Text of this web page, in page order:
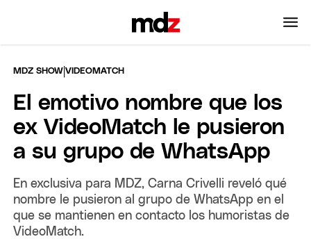
MDZ SHOW |VIDEOMATCH
El emotivo nombre que los
ex VideoMatch le pusieron
a su grupo de WhatsApp
En exclusiva para MDZ, Carna Crivelli reveló qué
nombre le pusieron al grupo de WhatsApp en el
que se mantienen en contacto los humoristas de
VideoMatch.